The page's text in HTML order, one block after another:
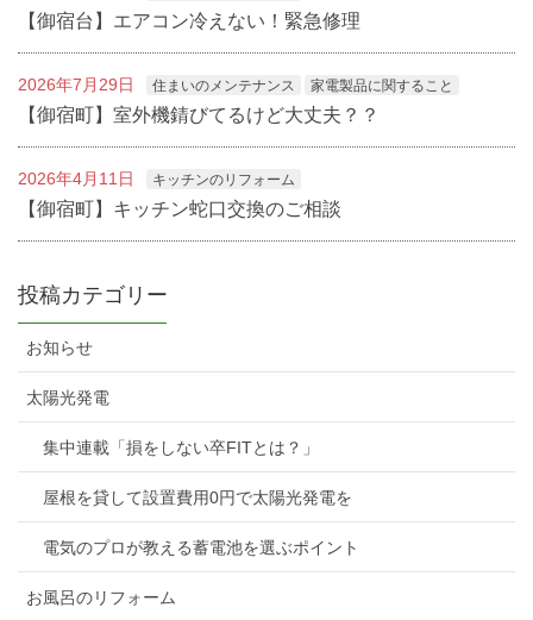
【御宿台】エアコン冷えない！緊急修理
2026年7月29日 住まいのメンテナンス 家電製品に関すること
【御宿町】室外機錆びてるけど大丈夫？？
2026年4月11日 キッチンのリフォーム
【御宿町】キッチン蛇口交換のご相談
投稿カテゴリー
お知らせ
太陽光発電
集中連載「損をしない卒FITとは？」
屋根を貸して設置費用0円で太陽光発電を
電気のプロが教える蓄電池を選ぶポイント
お風呂のリフォーム